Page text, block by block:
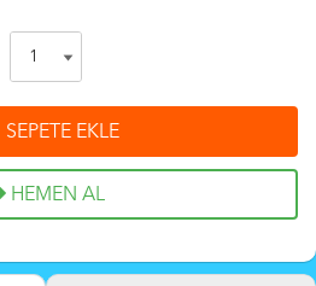
SEPETE EKLE
HEMEN AL